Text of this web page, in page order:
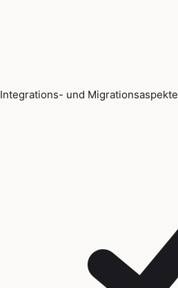
Integrations- und Migrationsaspekte